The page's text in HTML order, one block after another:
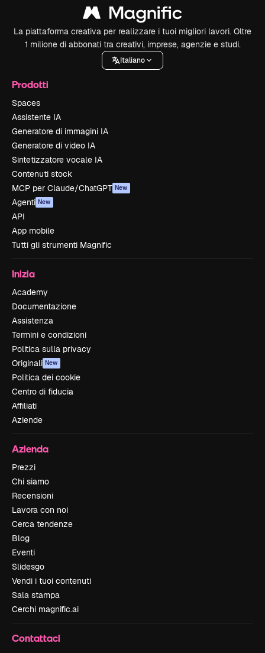
La piattaforma creativa per realizzare i tuoi migliori lavori. Oltre
1 milione di abbonati tra creativi, imprese, agenzie e studi.
Italiano
Prodotti
Spaces
Assistente IA
Generatore di immagini IA
Generatore di video IA
Sintetizzatore vocale IA
Contenuti stock
MCP per Claude/ChatGPT New
Agenti New
API
App mobile
Tutti gli strumenti Magnific
Inizia
Academy
Documentazione
Assistenza
Termini e condizioni
Politica sulla privacy
Originali New
Politica dei cookie
Centro di fiducia
Affiliati
Aziende
Azienda
Prezzi
Chi siamo
Recensioni
Lavora con noi
Cerca tendenze
Blog
Eventi
Slidesgo
Vendi i tuoi contenuti
Sala stampa
Cerchi magnific.ai
Contattaci